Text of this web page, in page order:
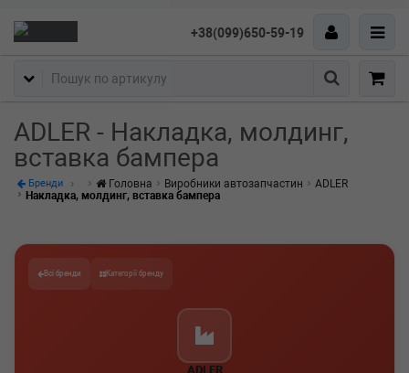
+38(099)650-59-19
Пошук
ADLER - Накладка, молдинг,
вставка бампера
Бренди Головна Виробники автозапчастин
ADLER
Накладка, молдинг, вставка бампера
Всі бренди Категорії бренду
ADLER